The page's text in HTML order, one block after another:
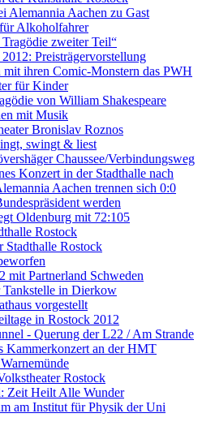
Alemannia Aachen zu Gast
Alkoholfahrer
zweiter Teil“
Preisträgervorstellung
mit ihren Comic-Monstern das PWH
für Kinder
von William Shakespeare
mit Musik
Bronislav Roznos
swingt & liest
Chaussee/Verbindungsweg
Konzert in der Stadthalle nach
Aachen trennen sich 0:0
werden
Oldenburg mit 72:105
Rostock
Stadthalle Rostock
mit Partnerland Schweden
in Dierkow
vorgestellt
in Rostock 2012
- Querung der L22 / Am Strande
Kammerkonzert an der HMT
Rostock
Zeit Heilt Alle Wunder
am Institut für Physik der Uni